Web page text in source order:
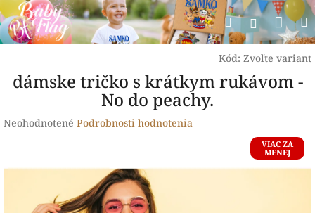
Prejsť
na
obsah
Hľadať
Kód: Zvoľte variant
dámske tričko s krátkym rukávom -
No do peachy.
Priemerné
Neohodnotené Podrobnosti hodnotenia
VIAC ZA
MENEJ